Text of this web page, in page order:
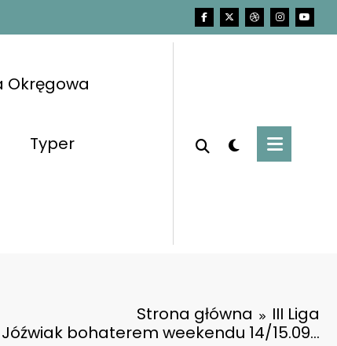
Okręgowa
Typer
Strona główna
III Liga
Jóźwiak bohaterem weekendu 14/15.09…